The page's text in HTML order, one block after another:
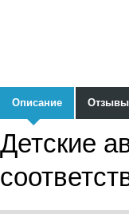
Описание Отзывы
Детские